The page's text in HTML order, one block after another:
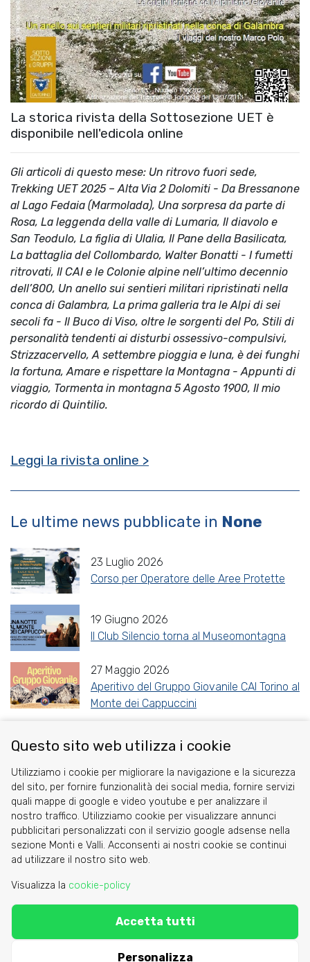
La storica rivista della Sottosezione UET è
disponibile nell'edicola online
Gli articoli di questo mese: Un ritrovo fuori sede,
Trekking UET 2025 – Alta Via 2 Dolomiti - Da Bressanone
al Lago Fedaia (Marmolada), Una sorpresa da parte di
Rosa, La leggenda della valle di Lumaria, Il diavolo e
San Teodulo, La figlia di Ulalia, Il Pane della Basilicata,
La battaglia del Collombardo, Walter Bonatti - I fumetti
ritrovati, Il CAI e le Colonie alpine nell’ultimo decennio
dell’800, Un anello sui sentieri militari ripristinati nella
conca di Galambra, La prima galleria tra le Alpi di sei
secoli fa - Il Buco di Viso, oltre le sorgenti del Po, Stili di
personalità tendenti ai disturbi ossessivo-compulsivi,
Strizzacervello, A settembre pioggia e luna, è dei funghi
la fortuna, Amare e rispettare la Montagna - Appunti di
viaggio, Tormenta in montagna 5 Agosto 1900, Il mio
ricordo di Quintilio.
Leggi la rivista online >
Le ultime news pubblicate in None
23 Luglio 2026
Corso per Operatore delle Aree Protette
19 Giugno 2026
Il Club Silencio torna al Museomontagna
27 Maggio 2026
Aperitivo del Gruppo Giovanile CAI Torino al
Monte dei Cappuccini
ShareFacebook
TwitterRedditWhatsApp
Gmail
Cookie
Privacy Policy
Area riservata
C.A.I. Sezione di Torino - via Barbaroux 1
segreteria@caitorino.it- tel:
Questo sito web utilizza i cookie
Utilizziamo i cookie per migliorare la navigazione e la sicurezza
del sito, per fornire funzionalità dei social media, fornire servizi
quali mappe di google e video youtube e per analizzare il
nostro traffico. Utilizziamo cookie per visualizzare annunci
pubblicitari personalizzati con il servizio google adsense nella
sezione Monti e Valli. Acconsenti ai nostri cookie se continui
ad utilizzare il nostro sito web.
Visualizza la cookie-policy
Personalizza
Accetta tutti